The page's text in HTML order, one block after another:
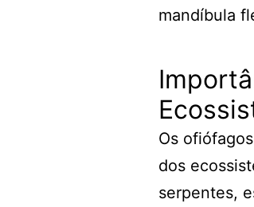
mandíbula
Os
dos
serpentes,